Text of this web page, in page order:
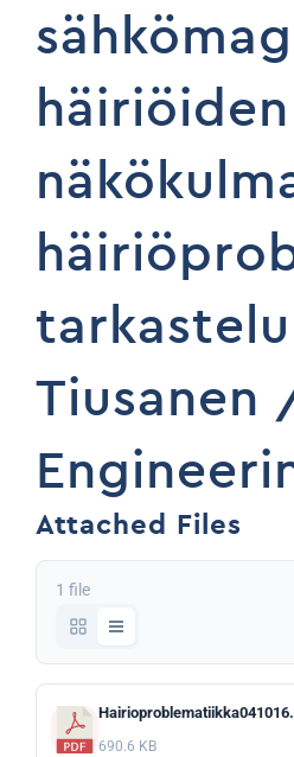
häiriöiden
Tiusanen
Attached Files
1 file
690.6 KB